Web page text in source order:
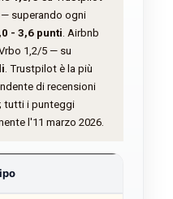
superando ogni
- 3,6 punti. Airbnb
1,2/5 — su
. Trustpilot è la più
di recensioni
tutti i punteggi
l'11 marzo 2026.